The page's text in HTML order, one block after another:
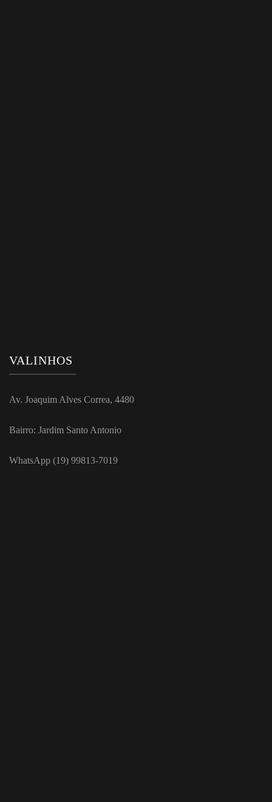
VALINHOS
Av. Joaquim Alves Correa, 4480
Bairro: Jardim Santo Antonio
WhatsApp (19) 99813-7019